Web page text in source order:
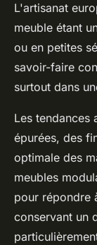
L'artisanat
meuble étant
ou en petites
savoir-faire
surtout dans
Les tendances
épurées, des
optimale des
meubles
pour répondre
conservant un